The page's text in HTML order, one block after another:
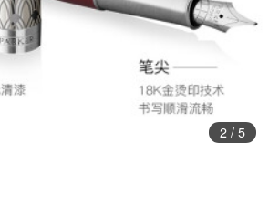
3/ 5